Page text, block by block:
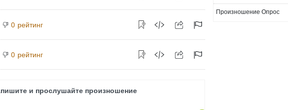
0 рейтинг
0 рейтинг
и прослушайте произношение
Произношение Опрос